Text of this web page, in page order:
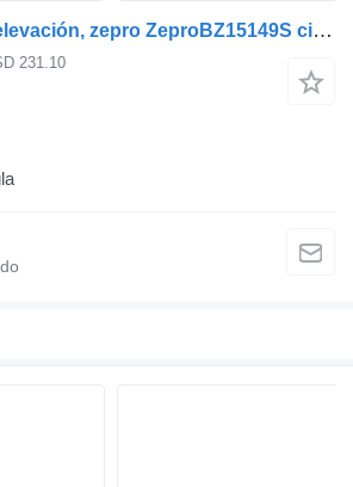
Volvo cilindro de elevación, zepro ZeproBZ15149S cilindro hidráulico para Volvo FM300 cabeza tractora
231.10